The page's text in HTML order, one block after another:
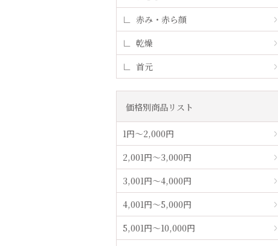
赤み・赤ら顔
乾燥
首元
価格別商品リスト
1円〜2,000円
2,001円〜3,000円
3,001円〜4,000円
4,001円〜5,000円
5,001円〜10,000円